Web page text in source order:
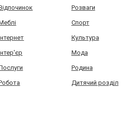
Розваги
Спорт
Культура
Мода
Родина
Дитячий розділ